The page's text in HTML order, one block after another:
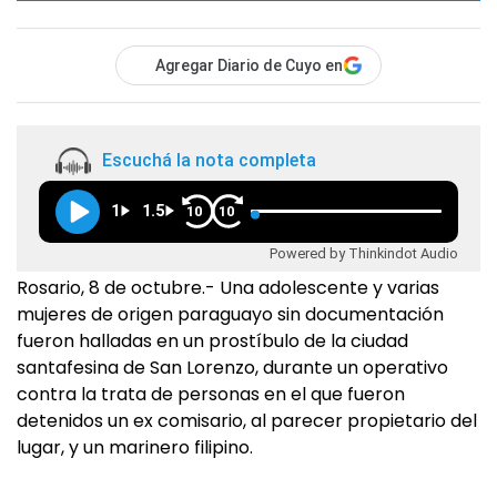
Agregar Diario de Cuyo en
Escuchá la nota completa
1 1.5 10 10
Powered by Thinkindot Audio
Rosario, 8 de octubre.- Una adolescente y varias
mujeres de origen paraguayo sin documentación
fueron halladas en un prostíbulo de la ciudad
santafesina de San Lorenzo, durante un operativo
contra la trata de personas en el que fueron
detenidos un ex comisario, al parecer propietario del
lugar, y un marinero filipino.